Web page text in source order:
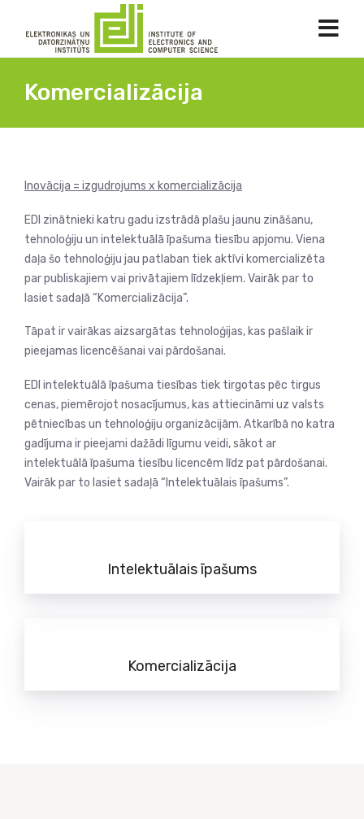
Komercializācija
Inovācija = izgudrojums x komercializācija
EDI zinātnieki katru gadu izstrādā plašu jaunu zināšanu,
tehnoloģiju un intelektuālā īpašuma tiesību apjomu. Viena
daļa šo tehnoloģiju jau patlaban tiek aktīvi komercializēta
par publiskajiem vai privātajiem līdzekļiem. Vairāk par to
lasiet sadaļā “Komercializācija”.
Tāpat ir vairākas aizsargātas tehnoloģijas, kas pašlaik ir
pieejamas licencēšanai vai pārdošanai.
EDI intelektuālā īpašuma tiesības tiek tirgotas pēc tirgus
cenas, piemērojot nosacījumus, kas attiecināmi uz valsts
pētniecības un tehnoloģiju organizācijām. Atkarībā no katra
gadījuma ir pieejami dažādi līgumu veidi, sākot ar
intelektuālā īpašuma tiesību licencēm līdz pat pārdošanai.
Vairāk par to lasiet sadaļā “Intelektuālais īpašums”.
Intelektuālais īpašums
Komercializācija